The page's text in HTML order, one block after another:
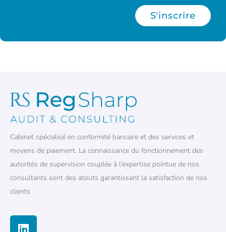
S'inscrire
Cabinet spécialisé en conformité bancaire et des services et
moyens de paiement. La connaissance du fonctionnement des
autorités de supervision couplée à l’expertise pointue de nos
consultants sont des atouts garantissant la satisfaction de nos
clients